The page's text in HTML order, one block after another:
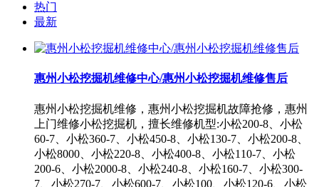
热门
最新
惠州小松挖掘机维修中心/惠州小松挖掘机维修售后
惠州小松挖掘机维修，惠州小松挖掘机故障抢修，惠州
上门维修小松挖掘机，擅长维修机型:小松200-8、小松
60-7、小松360-7、小松450-8、小松130-7、小松200-8、
小松8000、小松220-8、小松400-8、小松110-7、小松
200-6、小松2000-8、小松240-8、小松160-7、小松300-
7、小松270-7、小松600-7、小松100、小松120-6、小松